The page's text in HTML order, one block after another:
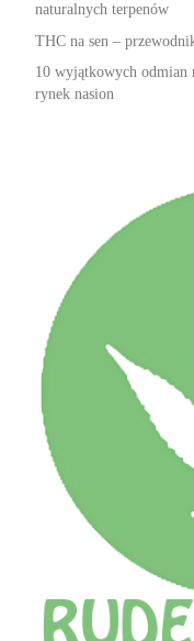
naturalnych terpenów
THC na sen –
10 wyjątkowych odmian
rynek nasion